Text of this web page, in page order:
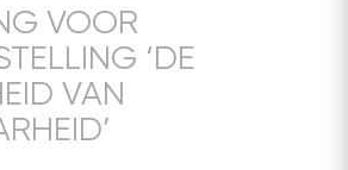
VOOR
‘DE
VAN